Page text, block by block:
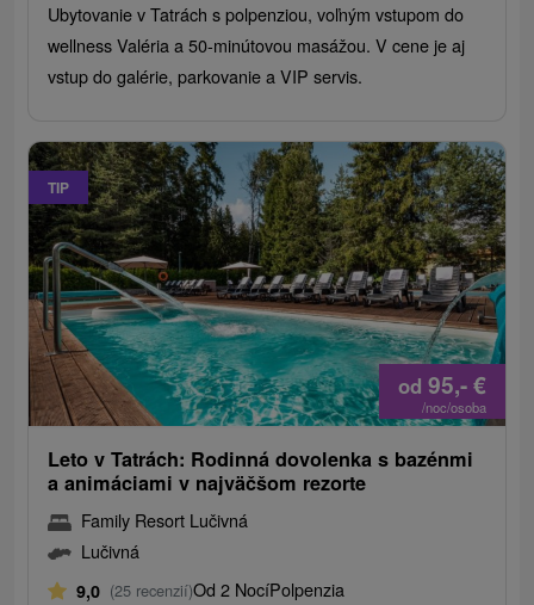
Ubytovanie v Tatrách s polpenziou, voľným vstupom do
wellness Valéria a 50-minútovou masážou. V cene je aj
vstup do galérie, parkovanie a VIP servis.
TIP
od 95,-€
/noc/osoba
Leto v Tatrách: Rodinná dovolenka s bazénmi
a animáciami v najväčšom rezorte
Family Resort Lučivná
Lučivná
9,0 (25 recenzií)Od 2 NocíPolpenzia